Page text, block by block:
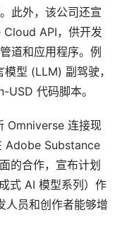
此外，该公司还宣
API，供开发
道和应用程序。例
型 (LLM) 副驾驶，
USD 代码脚本。
Omniverse 连接现
Adob​​e Substance
的合作，宣布计划
式 AI 模型系列）作
人员和创作者能够增